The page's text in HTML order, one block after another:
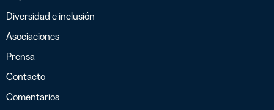
Diversidad e inclusión
Asociaciones
Prensa
Contacto
Comentarios